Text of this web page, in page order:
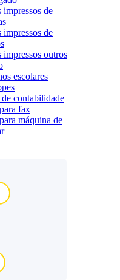
impressos de
impressos de
impressos outros
escolares
contabilidade
fax
máquina de